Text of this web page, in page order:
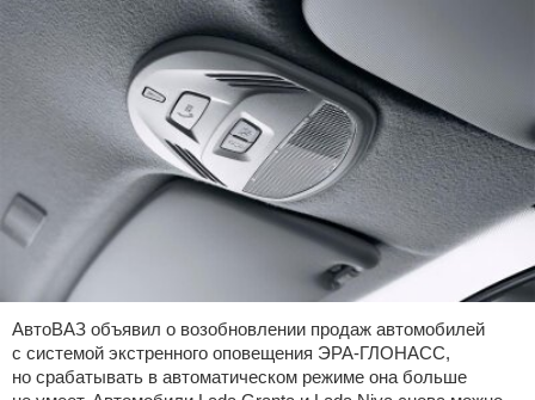
АвтоВАЗ объявил о возобновлении продаж автомобилей
с системой экстренного оповещения ЭРА-ГЛОНАСС,
но срабатывать в автоматическом режиме она больше